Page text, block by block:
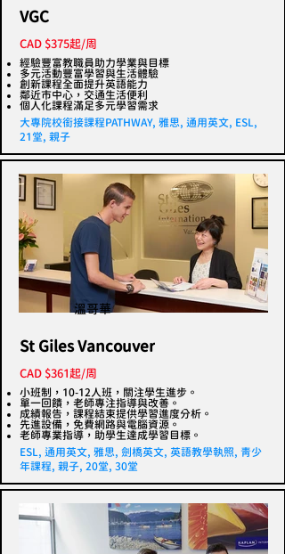
VGC
CAD $375起/周
經驗豐富教職員助力學業與目標
多元活動豐富學習與生活體驗
創新課程全面提升英語能力
鄰近市中心，交通生活便利
個人化課程滿足多元學習需求
大專院校銜接課程PATHWAY, 雅思, 通用英文, ESL,
21堂, 親子
溫哥華
St Giles Vancouver
CAD $361起/周
小班制，10-12人班，關注學生進步。
單一回饋，老師專注指導與改善。
成績報告，課程結束提供學習進度分析。
先進設備，免費網路與電腦資源。
老師專業指導，助學生達成學習目標。
ESL, 通用英文, 雅思, 劍橋英文, 英語教學執照, 青少
年課程, 親子, 20堂, 30堂